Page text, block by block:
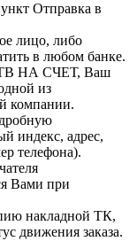
Отправка в
лицо, либо
в любом банке.
НА СЧЕТ, Ваш
из
компании.
индекс, адрес,
телефона).
Вами при
накладной ТК,
движения заказа.